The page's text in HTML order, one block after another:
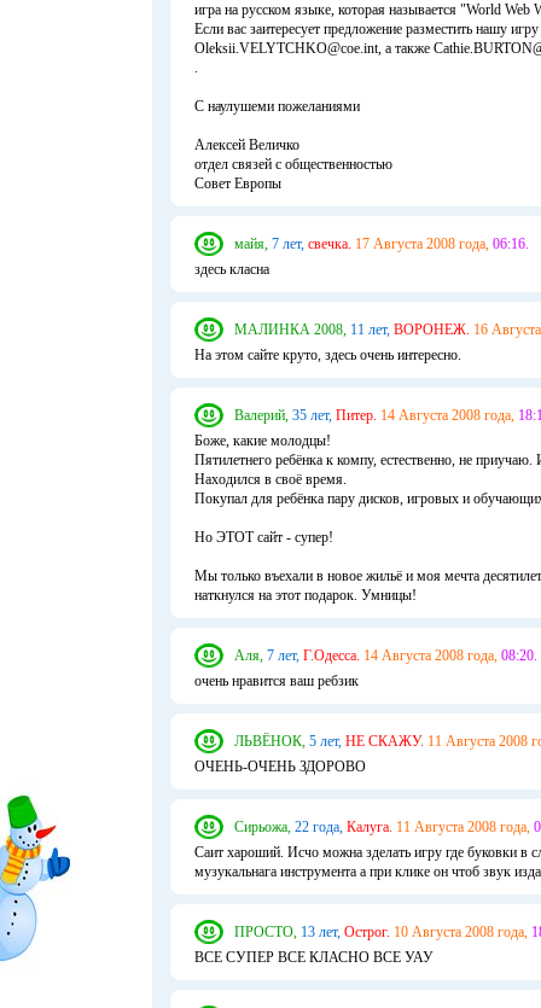
игра на русском языке, которая называется "World Web
Если вас заитересует предложение разместить нашу
Oleksii.VELYTCHKO@coe.int, а также
.
С наулушеми пожеланиями
Алексей Величко
отдел связей с общественностью
Совет Европы
майя, 7 лет, свечка. 17 Августа 2008 года, 06:16.
здесь класна
МАЛИНКА 2008, 11 лет, ВОРОНЕЖ. 16
На этом сайте круто, здесь очень интересно.
Валерий, 35 лет, Питер. 14 Августа 2008 года,
Боже, какие молодцы!
Пятилетнего ребёнка к компу, естественно, не
Находился в своё время.
Покупал для ребёнка пару дисков, игровых и
Но ЭТОТ сайт - супер!
Мы только въехали в новое жильё и моя мечта
наткнулся на этот подарок. Умницы!
Аля, 7 лет, Г.Одесса. 14 Августа 2008 года, 08:20.
очень нравится ваш ребзик
ЛЬВЁНОК, 5 лет, НЕ СКАЖУ. 11 Августа 2008
ОЧЕНЬ-ОЧЕНЬ ЗДОРОВО
Сирьожа, 22 года, Калуга. 11 Августа 2008 года,
Саит хароший. Исчо можна зделать игру где буковки в
музукальнага инструмента а при клике он чтоб звук
ПРОСТО, 13 лет, Острог. 10 Августа 2008 года,
ВСЕ СУПЕР ВСЕ КЛАСНО ВСЕ УАУ